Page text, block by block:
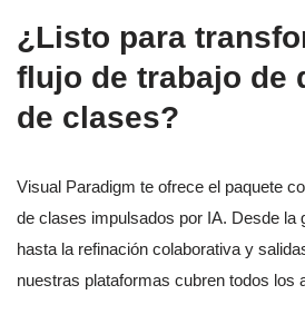
¿Listo para
flujo de trabajo de
de clases?
Visual Paradigm te ofrece el paquete
de clases impulsados por IA. Desde la
hasta la refinación colaborativa y
nuestras plataformas cubren todos los